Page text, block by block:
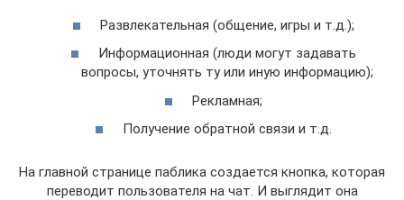
Развлекательная (общение, игры и т.д.);
Информационная (люди могут задавать
вопросы, уточнять ту или иную информацию);
Рекламная;
Получение обратной связи и т.д.
На главной странице паблика создается кнопка, которая
переводит пользователя на чат. И выглядит она